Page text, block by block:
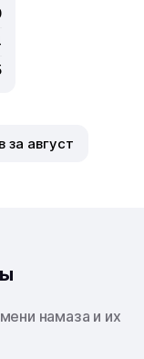
за август
намаза и их